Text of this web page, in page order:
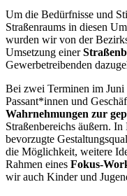
Um die Bedürfnisse und
Straßenraums in diesen
wurden wir von der
Umsetzung einer
Gewerbetreibenden
Bei zwei Terminen im
Passant*innen und
Wahrnehmungen zur
Straßenbereichs äußern.
bevorzugte
die Möglichkeit, weitere
Rahmen eines Fokus-
wir auch Kinder und